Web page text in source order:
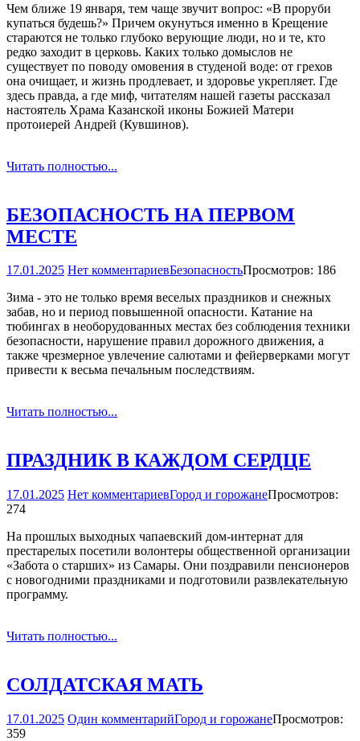
Чем ближе 19 января, тем чаще звучит вопрос: «В проруби
купаться будешь?» Причем окунуться именно в Крещение
стараются не только глубоко верующие люди, но и те, кто
редко заходит в церковь. Каких только домыслов не
существует по поводу омовения в студеной воде: от грехов
она очищает, и жизнь продлевает, и здоровье укрепляет. Где
здесь правда, а где миф, читателям нашей газеты рассказал
настоятель Храма Казанской иконы Божией Матери
протоиерей Андрей (Кувшинов).
Читать полностью...
БЕЗОПАСНОСТЬ НА ПЕРВОМ
МЕСТЕ
17.01.2025 Нет комментариевБезопасностьПросмотров: 186
Зима - это не только время веселых праздников и снежных
забав, но и период повышенной опасности. Катание на
тюбингах в необорудованных местах без соблюдения техники
безопасности, нарушение правил дорожного движения, а
также чрезмерное увлечение салютами и фейерверками могут
привести к весьма печальным последствиям.
Читать полностью...
ПРАЗДНИК В КАЖДОМ СЕРДЦЕ
17.01.2025 Нет комментариевГород и горожанеПросмотров:
274
На прошлых выходных чапаевский дом-интернат для
престарелых посетили волонтеры общественной организации
«Забота о старших» из Самары. Они поздравили пенсионеров
с новогодними праздниками и подготовили развлекательную
программу.
Читать полностью...
СОЛДАТСКАЯ МАТЬ
17.01.2025 Один комментарийГород и горожанеПросмотров:
359